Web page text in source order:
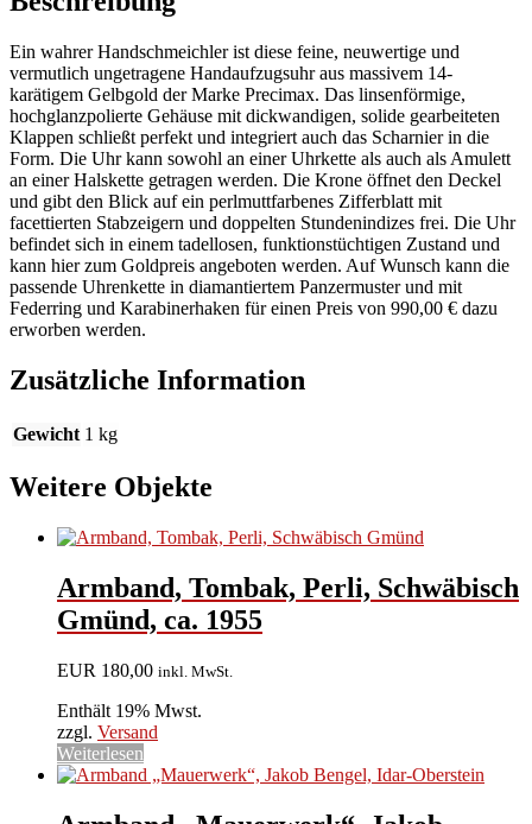
Ein wahrer Handschmeichler ist diese feine, neuwertige und
vermutlich ungetragene Handaufzugsuhr aus massivem 14-
karätigem Gelbgold der Marke Precimax. Das linsenförmige,
hochglanzpolierte Gehäuse mit dickwandigen, solide gearbeiteten
Klappen schließt perfekt und integriert auch das Scharnier in die
Form. Die Uhr kann sowohl an einer Uhrkette als auch als Amulett
an einer Halskette getragen werden. Die Krone öffnet den Deckel
und gibt den Blick auf ein perlmuttfarbenes Zifferblatt mit
facettierten Stabzeigern und doppelten Stundenindizes frei. Die Uhr
befindet sich in einem tadellosen, funktionstüchtigen Zustand und
kann hier zum Goldpreis angeboten werden. Auf Wunsch kann die
passende Uhrenkette in diamantiertem Panzermuster und mit
Federring und Karabinerhaken für einen Preis von 990,00 € dazu
erworben werden.
Zusätzliche Information
Gewicht 1 kg
Weitere Objekte
Armband, Tombak, Perli, Schwäbisch
Gmünd, ca. 1955
EUR 180,00 inkl. MwSt.
Enthält 19% Mwst.
zzgl. Versand
Weiterlesen